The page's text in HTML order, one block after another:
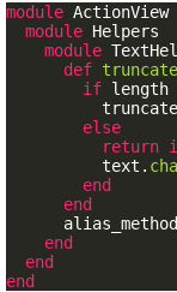
module ActionView
module Helpers
module
def
if length
else
return
text .
end
end
end
end
end